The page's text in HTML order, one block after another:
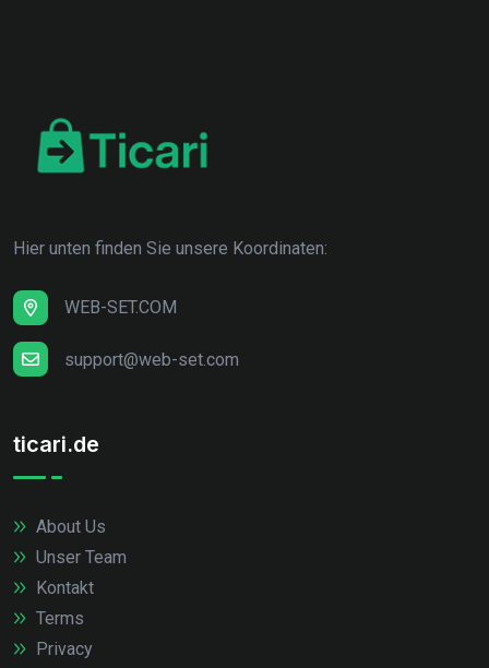
Hier unten finden Sie unsere Koordinaten:
WEB-SET.COM
support@web-set.com
ticari.de
About Us
Unser Team
Kontakt
Terms
Privacy